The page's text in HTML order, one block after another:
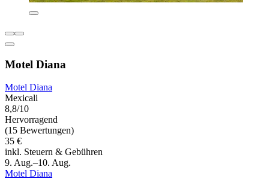
Motel Diana
Motel Diana
Mexicali
8,8/10
Hervorragend
(15 Bewertungen)
35 €
inkl. Steuern & Gebühren
9. Aug.–10. Aug.
Motel Diana